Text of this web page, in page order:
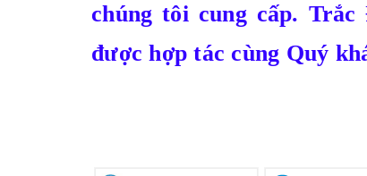
chúng tôi cung cấp. Trắc
được hợp tác cùng Quý